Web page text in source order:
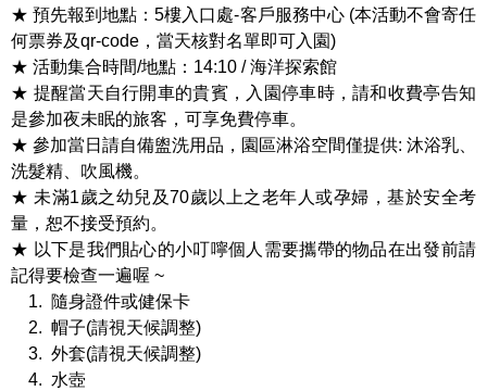
★ 預先報到地點：5樓入口處-客戶服務中心 (本活動不會寄任
何票券及qr-code，當天核對名單即可入園)
★ 活動集合時間/地點：14:10 / 海洋探索館
★ 提醒當天自行開車的貴賓，入園停車時，請和收費亭告知
是參加夜未眠的旅客，可享免費停車。
★ 參加當日請自備盥洗用品，園區淋浴空間僅提供: 沐浴乳、
洗髮精、吹風機。
★ 未滿1歲之幼兒及70歲以上之老年人或孕婦，基於安全考
量，恕不接受預約。
★ 以下是我們貼心的小叮嚀個人需要攜帶的物品在出發前請
記得要檢查一遍喔 ~
1. 隨身證件或健保卡
2. 帽子(請視天候調整)
3. 外套(請視天候調整)
4. 水壺